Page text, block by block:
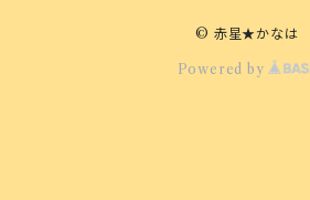
© 赤星★かなは
Powered by